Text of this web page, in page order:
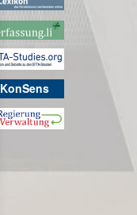
KonSens